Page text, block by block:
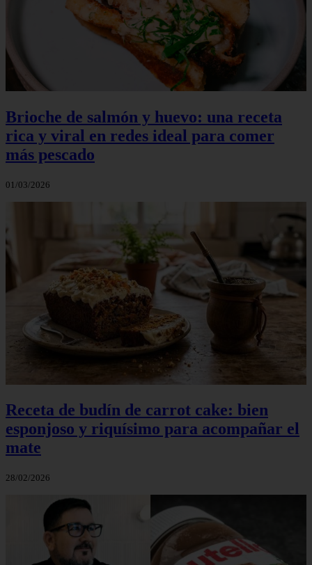
Brioche de salmón y huevo: una receta
rica y viral en redes ideal para comer
más pescado
01/03/2026
Receta de budín de carrot cake: bien
esponjoso y riquísimo para acompañar el
mate
28/02/2026